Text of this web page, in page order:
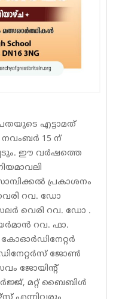
എട്ടാമത്
15 ന്
ഈ വർഷത്തെ
പ്രകാശനം
റവ. ഡോ
വെരി റവ. ഡോ .
റവ. ഫാ.
ജോൺ
ജോയിന്റ്
മറ്റ് ബൈബിൾ